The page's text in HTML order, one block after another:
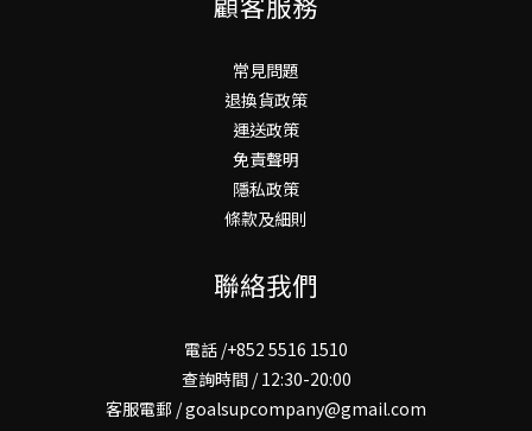
常見問題
退換貨政策
運送政策
免責聲明
隱私政策
條款及細則
聯絡我們
電話 /+852 5516 1510
查詢時間 / 12:30-20:00
客服電郵 / goalsupcompany@gmail.com